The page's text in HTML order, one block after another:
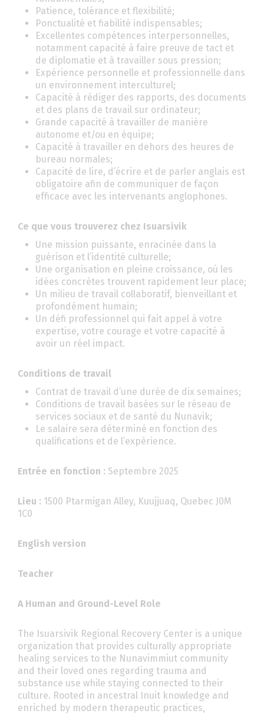
Patience, tolérance et flexibilité;
Ponctualité et fiabilité indispensables;
Excellentes compétences interpersonnelles,
notamment capacité à faire preuve de tact et
de diplomatie et à travailler sous pression;
Expérience personnelle et professionnelle dans
un environnement interculturel;
Capacité à rédiger des rapports, des documents
et des plans de travail sur ordinateur;
Grande capacité à travailler de manière
autonome et/ou en équipe;
Capacité à travailler en dehors des heures de
bureau normales;
Capacité de lire, d’écrire et de parler anglais est
obligatoire afin de communiquer de façon
efficace avec les intervenants anglophones.
Ce que vous trouverez chez Isuarsivik
Une mission puissante, enracinée dans la
guérison et l’identité culturelle;
Une organisation en pleine croissance, où les
idées concrètes trouvent rapidement leur place;
Un milieu de travail collaboratif, bienveillant et
profondément humain;
Un défi professionnel qui fait appel à votre
expertise, votre courage et votre capacité à
avoir un réel impact.
Conditions de travail
Contrat de travail d’une durée de dix semaines;
Conditions de travail basées sur le réseau de
services sociaux et de santé du Nunavik;
Le salaire sera déterminé en fonction des
qualifications et de l’expérience.
Entrée en fonction : Septembre 2025
Lieu : 1500 Ptarmigan Alley, Kuujjuaq, Quebec J0M
1C0
English version
Teacher
A Human and Ground-Level Role
The Isuarsivik Regional Recovery Center is a unique
organization that provides culturally appropriate
healing services to the Nunavimmiut community
and their loved ones regarding trauma and
substance use while staying connected to their
culture. Rooted in ancestral Inuit knowledge and
enriched by modern therapeutic practices,